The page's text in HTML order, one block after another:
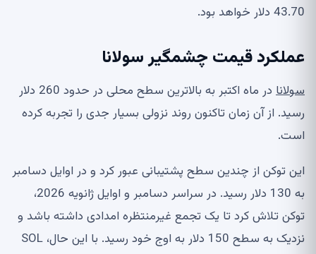
43.70 دلار خواهد بود.
عملکرد قیمت چشمگیر سولانا
سولانا
در ماه اکتبر به بالاترین سطح محلی در حدود 260 دلار
رسید. از آن زمان تاکنون روند نزولی بسیار جدی را تجربه کرده
است.
این توکن از چندین سطح پشتیبانی عبور کرد و در اوایل دسامبر
به 130 دلار رسید. در سراسر دسامبر و اوایل ژانویه 2026،
توکن تلاش کرد تا یک تجمع غیرمنتظره امدادی داشته باشد و
نزدیک به سطح 150 دلار به اوج خود رسید. با این حال، SOL